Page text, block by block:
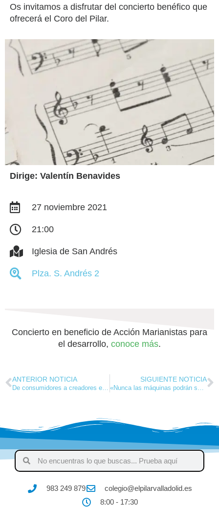
Os invitamos a disfrutar del concierto benéfico que
ofrecerá el Coro del Pilar.
Dirige: Valentín Benavides
27 noviembre 2021
21:00
Iglesia de San Andrés
Plza. S. Andrés 2
Concierto en beneficio de Acción Marianistas para
el desarrollo, conoce más.
ANTERIOR NOTICIA SIGUIENTE NOTICIA
983 249 879
colegio@elpilarvalladolid.es
8:00 - 17:30